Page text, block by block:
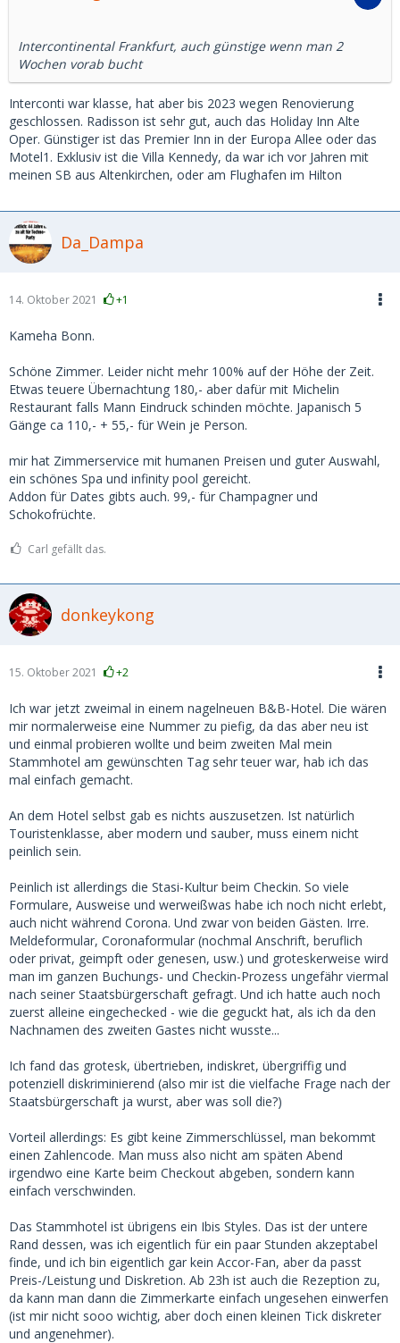
Intercontinental Frankfurt, auch günstige wenn man 2
Wochen vorab bucht
Interconti war klasse, hat aber bis 2023 wegen Renovierung
geschlossen. Radisson ist sehr gut, auch das Holiday Inn Alte
Oper. Günstiger ist das Premier Inn in der Europa Allee oder das
Motel1. Exklusiv ist die Villa Kennedy, da war ich vor Jahren mit
meinen SB aus Altenkirchen, oder am Flughafen im Hilton
Da_Dampa
14. Oktober 2021 +1
Kameha Bonn.
Schöne Zimmer. Leider nicht mehr 100% auf der Höhe der Zeit.
Etwas teuere Übernachtung 180,- aber dafür mit Michelin
Restaurant falls Mann Eindruck schinden möchte. Japanisch 5
Gänge ca 110,- + 55,- für Wein je Person.
mir hat Zimmerservice mit humanen Preisen und guter Auswahl,
ein schönes Spa und infinity pool gereicht.
Addon für Dates gibts auch. 99,- für Champagner und
Schokofrüchte.
Carl gefällt das.
donkeykong
15. Oktober 2021 +2
Ich war jetzt zweimal in einem nagelneuen B&B-Hotel. Die wären
mir normalerweise eine Nummer zu piefig, da das aber neu ist
und einmal probieren wollte und beim zweiten Mal mein
Stammhotel am gewünschten Tag sehr teuer war, hab ich das
mal einfach gemacht.
An dem Hotel selbst gab es nichts auszusetzen. Ist natürlich
Touristenklasse, aber modern und sauber, muss einem nicht
peinlich sein.
Peinlich ist allerdings die Stasi-Kultur beim Checkin. So viele
Formulare, Ausweise und werweißwas habe ich noch nicht erlebt,
auch nicht während Corona. Und zwar von beiden Gästen. Irre.
Meldeformular, Coronaformular (nochmal Anschrift, beruflich
oder privat, geimpft oder genesen, usw.) und groteskerweise wird
man im ganzen Buchungs- und Checkin-Prozess ungefähr viermal
nach seiner Staatsbürgerschaft gefragt. Und ich hatte auch noch
zuerst alleine eingechecked - wie die geguckt hat, als ich da den
Nachnamen des zweiten Gastes nicht wusste...
Ich fand das grotesk, übertrieben, indiskret, übergriffig und
potenziell diskriminierend (also mir ist die vielfache Frage nach der
Staatsbürgerschaft ja wurst, aber was soll die?)
Vorteil allerdings: Es gibt keine Zimmerschlüssel, man bekommt
einen Zahlencode. Man muss also nicht am späten Abend
irgendwo eine Karte beim Checkout abgeben, sondern kann
einfach verschwinden.
Das Stammhotel ist übrigens ein Ibis Styles. Das ist der untere
Rand dessen, was ich eigentlich für ein paar Stunden akzeptabel
finde, und ich bin eigentlich gar kein Accor-Fan, aber da passt
Preis-/Leistung und Diskretion. Ab 23h ist auch die Rezeption zu,
da kann man dann die Zimmerkarte einfach ungesehen einwerfen
(ist mir nicht sooo wichtig, aber doch einen kleinen Tick diskreter
und angenehmer).